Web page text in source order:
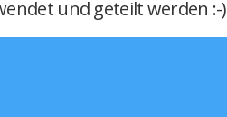
und geteilt werden :-)